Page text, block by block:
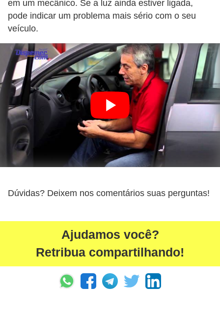
em um mecânico. Se a luz ainda estiver ligada,
pode indicar um problema mais sério com o seu
veículo.
Dúvidas? Deixem nos comentários suas perguntas!
Ajudamos você?
Retribua compartilhando!